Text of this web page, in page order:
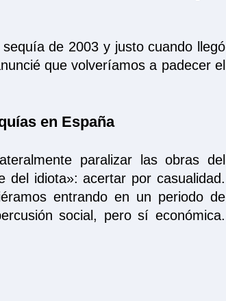
de 2003 y justo cuando llegó
que volveríamos a padecer el
en España
paralizar las obras del
idiota»: acertar por casualidad.
entrando en un periodo de
social, pero sí económica.